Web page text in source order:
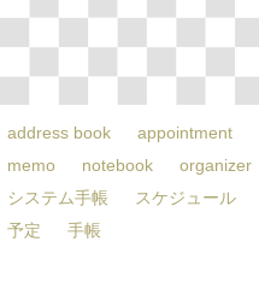
address book appointment
memo
notebook organizer
システム手帳
スケジュール
予定
手帳